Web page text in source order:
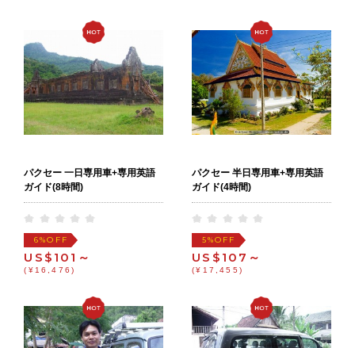
パクセー 一日専用車+専用英語
ガイド(8時間)
6%OFF
US$101～
(¥16,476)
パクセー 半日専用車+専用英語
ガイド(4時間)
5%OFF
US$107～
(¥17,455)